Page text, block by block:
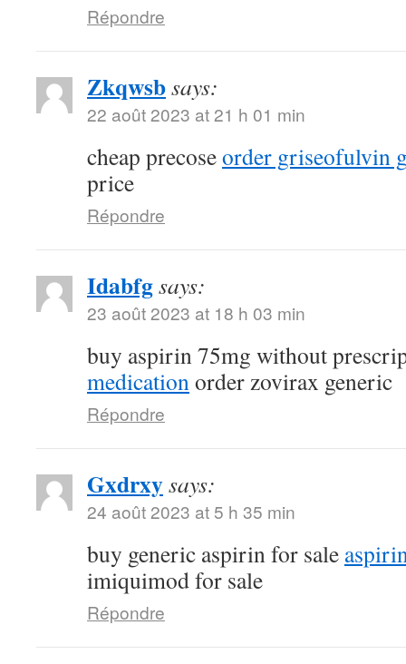
Répondre
Zkqwsbsays:
22 août 2023 at 21 h 01 min
cheap precoseorder griseofulvin
price
Répondre
Idabfgsays:
23 août 2023 at 18 h 03 min
buy aspirin 75mg without
medicationorder zovirax generic
Répondre
Gxdrxysays:
24 août 2023 at 5 h 35 min
buy generic aspirin for sale
imiquimod for sale
Répondre